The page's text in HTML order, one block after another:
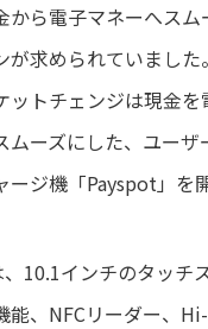
から電子マネーへスム
が求められていまし
ットチェンジは現金
ムーズにした、ユーザ
ージ機「Payspot」を
、10.1インチのタッチ
能、NFCリーダー、